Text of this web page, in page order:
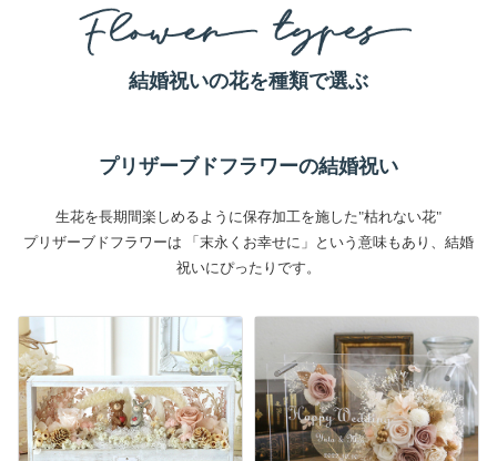
結婚祝いの花を種類で選ぶ
プリザーブドフラワーの結婚祝い
生花を長期間楽しめるように保存加工を施した"枯れない花"
プリザーブドフラワーは 「末永くお幸せに」という意味もあり、結婚
祝いにぴったりです。